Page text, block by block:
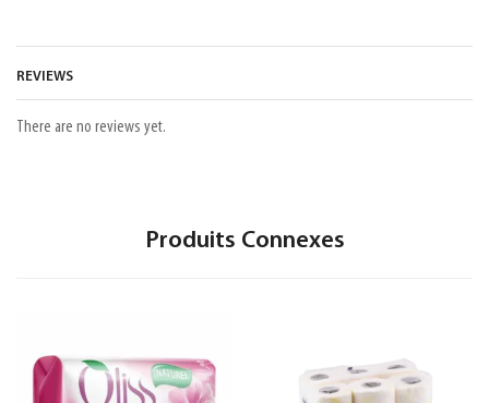
REVIEWS
There are no reviews yet.
Produits Connexes